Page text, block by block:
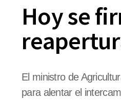
Hoy se
El ministro de
para alentar el